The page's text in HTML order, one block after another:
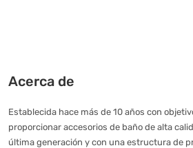
Acerca de
Establecida hace más de 10 años con
proporcionar accesorios de baño de alta
última generación y con una estructura de